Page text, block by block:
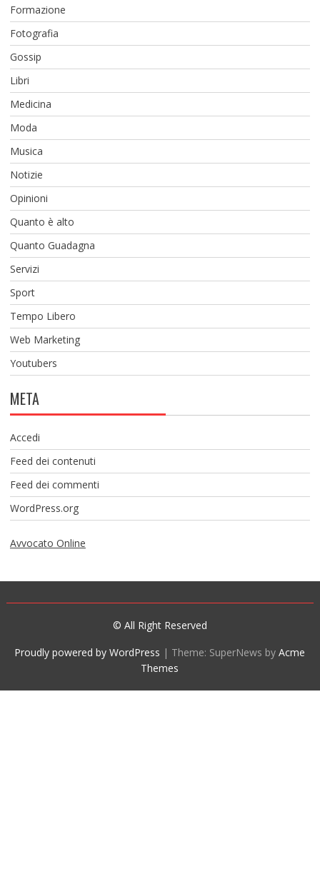
Formazione
Fotografia
Gossip
Libri
Medicina
Moda
Musica
Notizie
Opinioni
Quanto è alto
Quanto Guadagna
Servizi
Sport
Tempo Libero
Web Marketing
Youtubers
META
Accedi
Feed dei contenuti
Feed dei commenti
WordPress.org
Avvocato Online
© All Right Reserved
Proudly powered by WordPress | Theme: SuperNews byAcme
Themes